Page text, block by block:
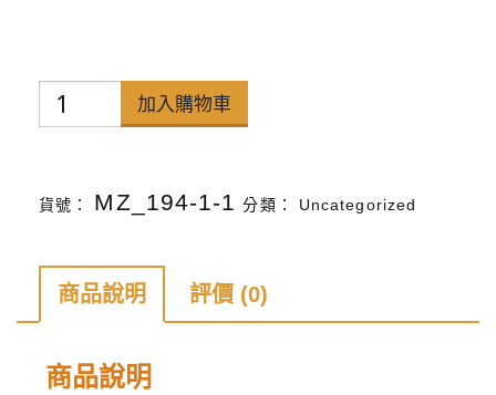
禪
天
雜
第
191
期
加入購物車
貨號： MZ_194-1-1 分類： Uncategorized
商品說明 評價 (0)
商品說明